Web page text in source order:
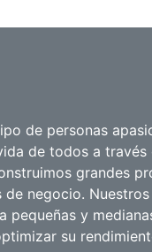
de personas
de todos a
grandes
de negocio.
pequeñas y
su